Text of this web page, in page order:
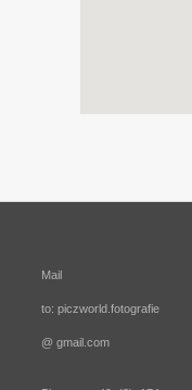
Mail
to: piczworld.fotografie
@ gmail.com